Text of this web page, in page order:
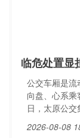
临危处置显
公交车厢是
向盘、心系
日，太原公
2026-08-08